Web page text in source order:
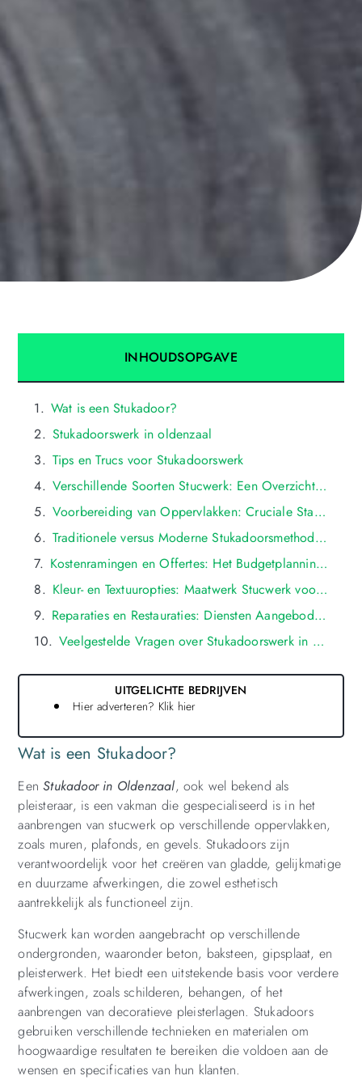
Wat is een Stukadoor?
EenStukadoor in Oldenzaal, ook wel bekend als
pleisteraar, is een vakman die gespecialiseerd is in het
aanbrengen van stucwerk op verschillende oppervlakken,
zoals muren, plafonds, en gevels. Stukadoors zijn
verantwoordelijk voor het creëren van gladde, gelijkmatige
en duurzame afwerkingen, die zowel esthetisch
aantrekkelijk als functioneel zijn.
Stucwerk kan worden aangebracht op verschillende
ondergronden, waaronder beton, baksteen, gipsplaat, en
pleisterwerk. Het biedt een uitstekende basis voor verdere
afwerkingen, zoals schilderen, behangen, of het
aanbrengen van decoratieve pleisterlagen. Stukadoors
gebruiken verschillende technieken en materialen om
hoogwaardige resultaten te bereiken die voldoen aan de
wensen en specificaties van hun klanten.
INHOUDSOPGAVE
Wat is een Stukadoor?
Stukadoorswerk in oldenzaal
Tips en Trucs voor Stukadoorswerk
Verschillende Soorten Stucwerk: Een Overzicht van Opties in oldenzaal
Voorbereiding van Oppervlakken: Cruciale Stappen voor een Kwalitatief Stukadoorsresultaat in oldenzaal
Traditionele versus Moderne Stukadoorsmethoden: Wat Past Bij Uw Project in oldenzaal?
Kostenramingen en Offertes: Het Budgetplanningsproces bij het Inhuren van een Stukadoor in oldenzaal
Kleur- en Textuuropties: Maatwerk Stucwerk voor Groningse Klanten
Reparaties en Restauraties: Diensten Aangeboden door Groningse Stukadoors
Veelgestelde Vragen over Stukadoorswerk in oldenzaal
UITGELICHTE BEDRIJVEN
Hier adverteren? Klik hier